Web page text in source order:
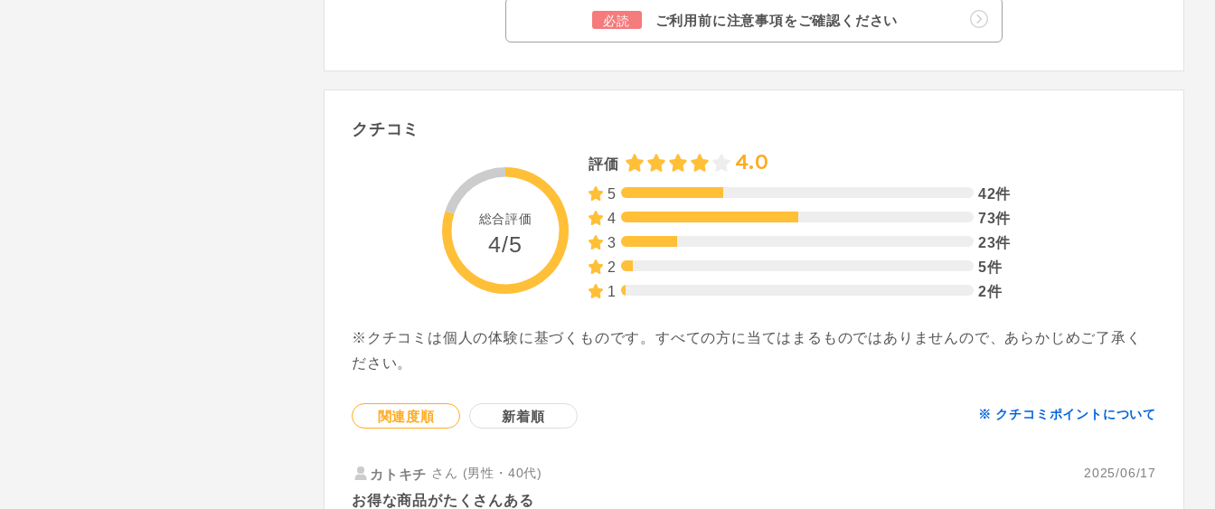
必読 ご利用前に注意事項をご確認ください
クチコミ
総合評価
4/5
評価 4.0
5
42件
4
73件
3
23件
2
5件
1
2件
※クチコミは個人の体験に基づくものです。すべての方に当てはまるものではありませんので、あらかじめご了承く
ださい。
※ クチコミポイントについて
関連度順 新着順
カトキチ さん (男性・40代) 2025/06/17
お得な商品がたくさんある